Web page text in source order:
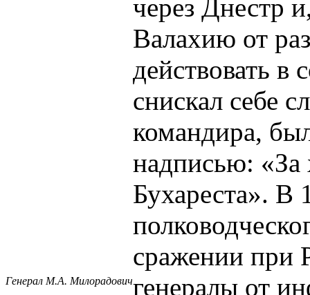
Генерал М.А. Милорадович
через Днестр
Валахию от
действовать в
снискал себе
командира,
надписью: «За
Бухареста». В
сражении при
генералы от